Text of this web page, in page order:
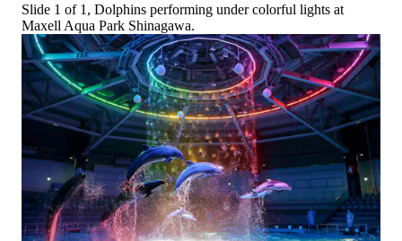
Slide 1 of 1, Dolphins performing under colorful lights at
Maxell Aqua Park Shinagawa.